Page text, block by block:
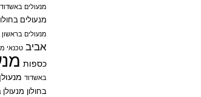
מנעולים באשדוד
מנעולים
מנעולים בראשון
אביב טכנאי
כספות
באשדוד
בחולון